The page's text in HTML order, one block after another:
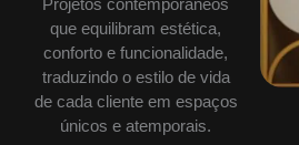
Projetos contemporâneos
que equilibram estética,
conforto e funcionalidade,
traduzindo o estilo de vida
de cada cliente em espaços
únicos e atemporais.